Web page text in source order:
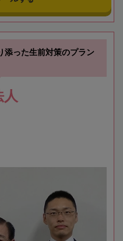
添った生前対策のプラン